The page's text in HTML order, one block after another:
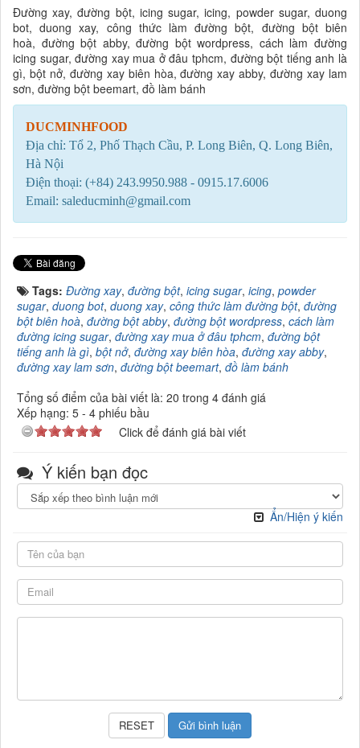
Đường xay, đường bột, icing sugar, icing, powder sugar, duong
bot, duong xay, công thức làm đường bột, đường bột biên
hoà, đường bột abby, đường bột wordpress, cách làm đường
icing sugar, đường xay mua ở đâu tphcm, đường bột tiếng anh là
gì, bột nở, đường xay biên hòa, đường xay abby, đường xay lam
sơn, đường bột beemart, đồ làm bánh
DUCMINHFOOD
Địa chỉ: Tổ 2, Phố Thạch Cầu, P. Long Biên, Q. Long Biên,
Hà Nội
Điện thoại: (+84) 243.9950.988 - 0915.17.6006
Email: saleducminh@gmail.com
Tags: Đường xay, đường bột, icing sugar, icing, powder
sugar, duong bot, duong xay, công thức làm đường bột, đường
bột biên hoà, đường bột abby, đường bột wordpress, cách làm
đường icing sugar, đường xay mua ở đâu tphcm, đường bột
tiếng anh là gì, bột nở, đường xay biên hòa, đường xay abby,
đường xay lam sơn, đường bột beemart, đồ làm bánh
Tổng số điểm của bài viết là: 20 trong 4 đánh giá
Xếp hạng: 5 - 4 phiếu bầu
Click để đánh giá bài viết
Ý kiến bạn đọc
Ẩn/Hiện ý kiến